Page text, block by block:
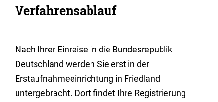
Verfahrensablauf
Nach Ihrer Einreise in die Bundesrepublik
Deutschland werden Sie erst in der
Erstaufnahmeeinrichtung in Friedland
untergebracht. Dort findet Ihre Registrierung